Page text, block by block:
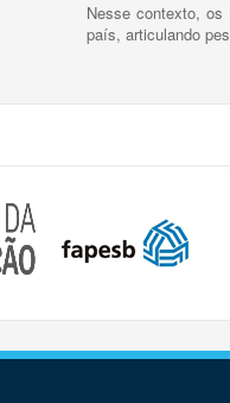
Nesse contexto, os
país, articulando